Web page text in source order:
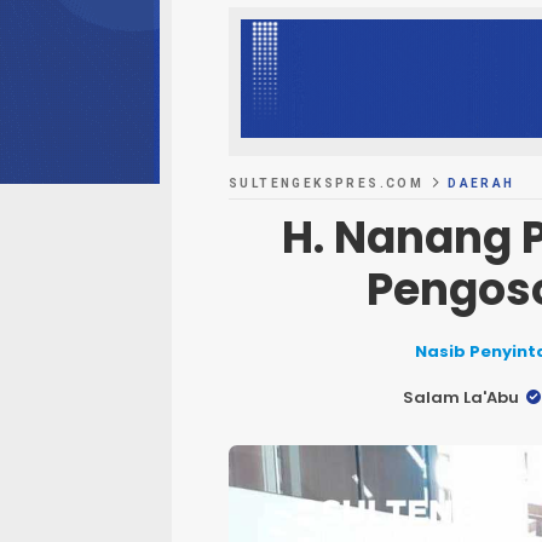
SULTENGEKSPRES.COM DAERAH
H. Nanang
Nasib
Salam La'Abu